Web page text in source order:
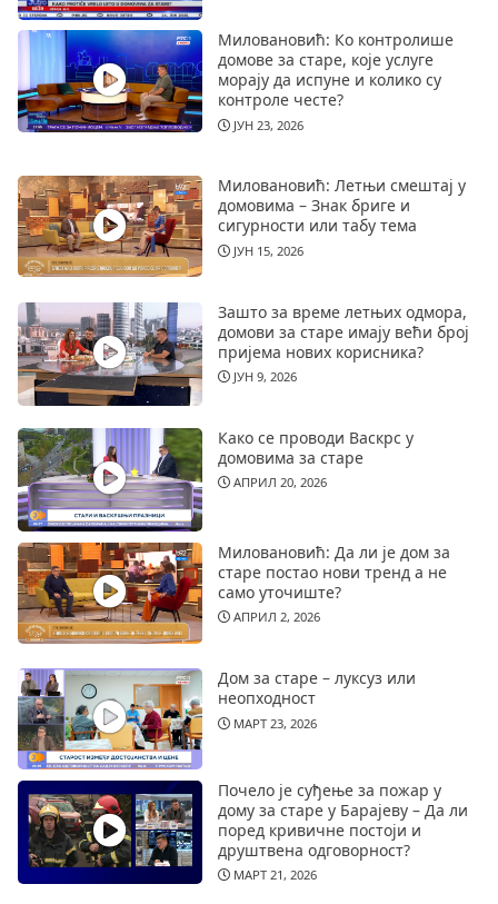
Миловановић: Ко контролише
домове за старе, које услуге
морају да испуне и колико су
контроле честе?
ЈУН 23, 2026
Миловановић: Летњи смештај у
домовима – Знак бриге и
сигурности или табу тема
ЈУН 15, 2026
Зашто за време летњих одмора,
домови за старе имају већи број
пријема нових корисника?
ЈУН 9, 2026
Како се проводи Васкрс у
домовима за старе
АПРИЛ 20, 2026
Миловановић: Да ли је дом за
старе постао нови тренд а не
само уточиште?
АПРИЛ 2, 2026
Дом за старе – луксуз или
неопходност
МАРТ 23, 2026
Почело је суђење за пожар у
дому за старе у Барајеву – Да ли
поред кривичне постоји и
друштвена одговорност?
МАРТ 21, 2026